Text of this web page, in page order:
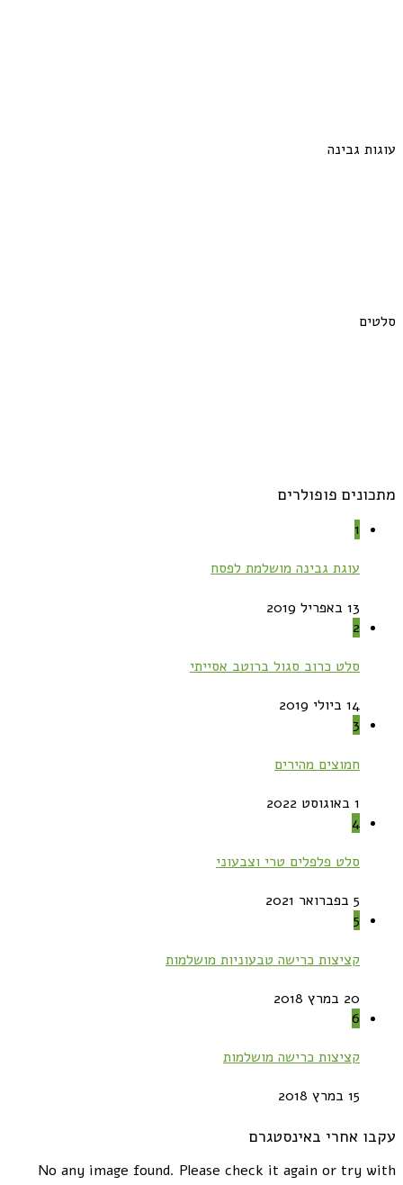
עוגות גבינה
סלטים
מתכונים פופולרים
1
עוגת גבינה מושלמת לפסח
13 באפריל 2019
2
סלט כרוב סגול ברוטב אסייתי
14 ביולי 2019
3
חמוצים מהירים
1 באוגוסט 2022
4
סלט פלפלים טרי וצבעוני
5 בפברואר 2021
5
קציצות כרישה טבעוניות מושלמות
20 במרץ 2018
6
קציצות כרישה מושלמות
15 במרץ 2018
עקבו אחרי באינסטגרם
No any image found. Please check it again or try with